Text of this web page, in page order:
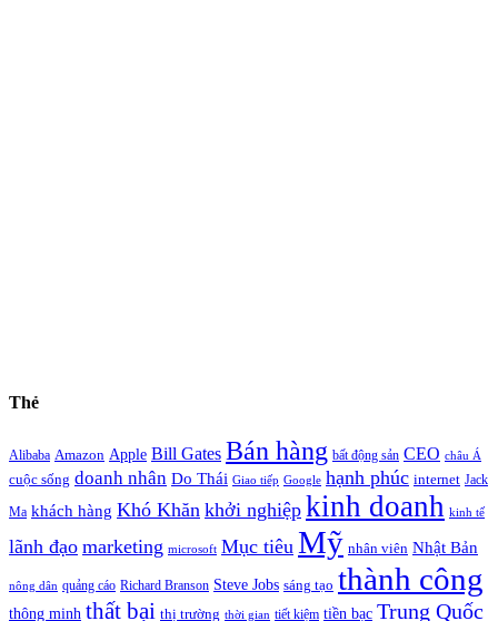
Thẻ
Alibaba Amazon Apple Bill Gates Bán hàng bất động sản CEO châu Á
cuộc sống doanh nhân Do Thái Giao tiếp Google hạnh phúc internet Jack
Ma khách hàng Khó Khăn khởi nghiệp kinh doanh kinh tế
lãnh đạo marketing microsoft Mục tiêu Mỹ nhân viên Nhật Bản
nông dân quảng cáo Richard Branson Steve Jobs sáng tạo thành công
thông minh thất bại thị trường thời gian tiết kiệm tiền bạc Trung Quốc